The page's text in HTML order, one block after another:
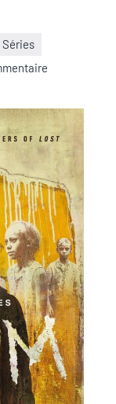
Séries